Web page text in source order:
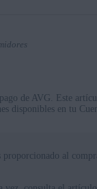
de AVG. Este
disponibles en tu
proporcionado al